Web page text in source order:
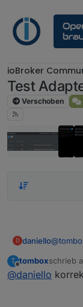
ioBroker
Test
Verschoben
D daniello@
T
Offline
tomboxschrieb
zuletzt
@daniello